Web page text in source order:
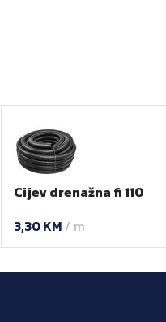
Cijev drenažna fi 110
3,30KM m